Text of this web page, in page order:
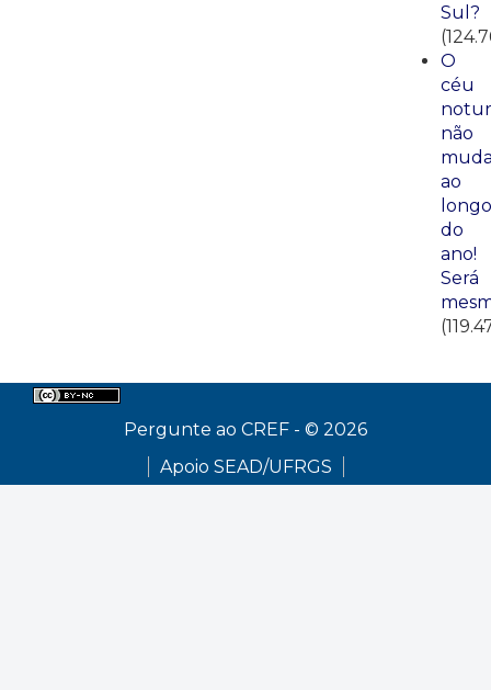
Sul?
O
céu
não
ao
longo
do
ano!
Será
Pergunte ao CREF - © 2026
Apoio SEAD/UFRGS